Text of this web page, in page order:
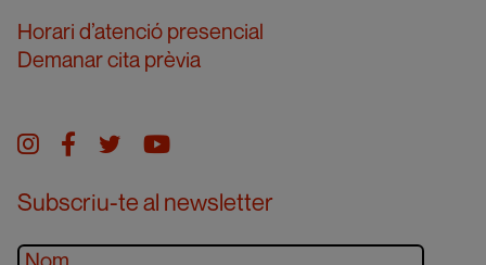
Horari d’atenció presencial
Demanar cita prèvia
Instagram
facebook
twitteryoutube
Subscriu-te al newsletter